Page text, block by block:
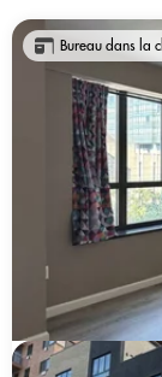
Bureau dans la